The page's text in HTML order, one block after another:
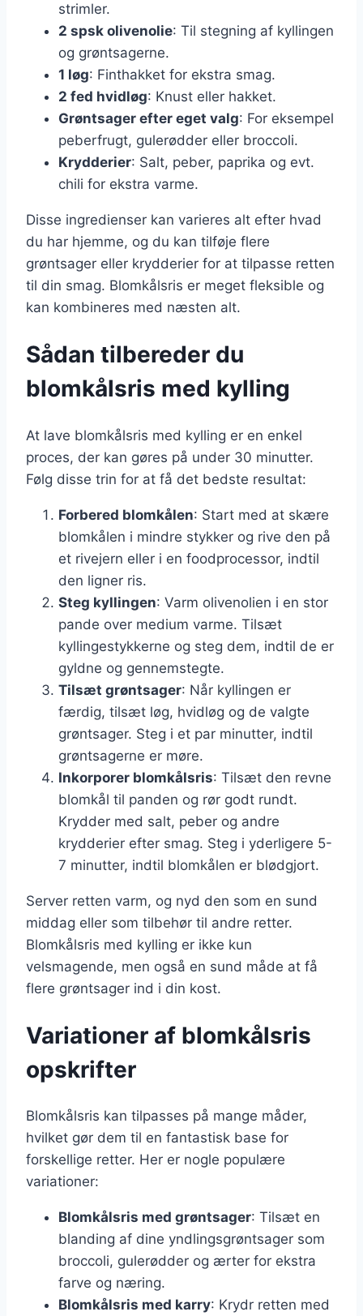
strimler.
2 spsk olivenolie: Til stegning af kyllingen
og grøntsagerne.
1 løg: Finthakket for ekstra smag.
2 fed hvidløg: Knust eller hakket.
Grøntsager efter eget valg: For eksempel
peberfrugt, gulerødder eller broccoli.
Krydderier: Salt, peber, paprika og evt.
chili for ekstra varme.
Disse ingredienser kan varieres alt efter hvad
du har hjemme, og du kan tilføje flere
grøntsager eller krydderier for at tilpasse retten
til din smag. Blomkålsris er meget fleksible og
kan kombineres med næsten alt.
Sådan tilbereder du
blomkålsris med kylling
At lave blomkålsris med kylling er en enkel
proces, der kan gøres på under 30 minutter.
Følg disse trin for at få det bedste resultat:
Forbered blomkålen: Start med at skære
blomkålen i mindre stykker og rive den på
et rivejern eller i en foodprocessor, indtil
den ligner ris.
Steg kyllingen: Varm olivenolien i en stor
pande over medium varme. Tilsæt
kyllingestykkerne og steg dem, indtil de er
gyldne og gennemstegte.
Tilsæt grøntsager: Når kyllingen er
færdig, tilsæt løg, hvidløg og de valgte
grøntsager. Steg i et par minutter, indtil
grøntsagerne er møre.
Inkorporer blomkålsris: Tilsæt den revne
blomkål til panden og rør godt rundt.
Krydder med salt, peber og andre
krydderier efter smag. Steg i yderligere 5-
7 minutter, indtil blomkålen er blødgjort.
Server retten varm, og nyd den som en sund
middag eller som tilbehør til andre retter.
Blomkålsris med kylling er ikke kun
velsmagende, men også en sund måde at få
flere grøntsager ind i din kost.
Variationer af blomkålsris
opskrifter
Blomkålsris kan tilpasses på mange måder,
hvilket gør dem til en fantastisk base for
forskellige retter. Her er nogle populære
variationer:
Blomkålsris med grøntsager: Tilsæt en
blanding af dine yndlingsgrøntsager som
broccoli, gulerødder og ærter for ekstra
farve og næring.
Blomkålsris med karry: Krydr retten med